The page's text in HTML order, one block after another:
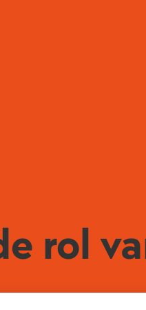
rol